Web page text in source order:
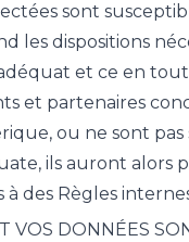
sont
les dispositions
et ce en
et partenaires
ou ne sont
ils auront alors
à des Règles
VOS DONNÉES